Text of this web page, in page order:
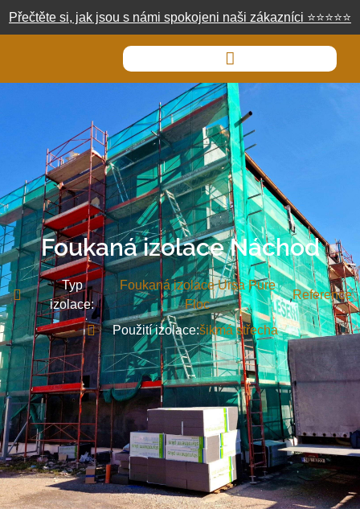
Přečtěte si, jak jsou s námi spokojeni naši zákazníci ⭐⭐⭐⭐⭐
Foukaná izolace Náchod
Typ
izolace:
Foukaná izolace Ursa Pure
Floc
,Reference
Použití izolace:šikmá střecha